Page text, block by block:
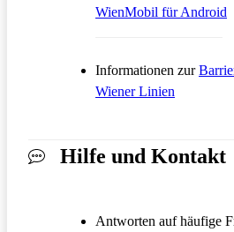
WienMobil für Android
Informationen zur
Wiener Linien
Hilfe und Kontakt
Antworten auf häufige